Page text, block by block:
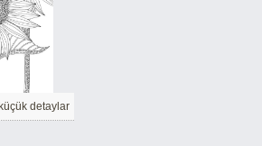
detaylar